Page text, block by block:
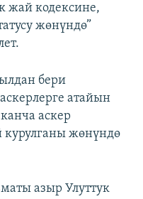
жай кодексине,
жөнүндө”
бери
атайын
аскер
курулганы жөнүндө
азыр Улуттук